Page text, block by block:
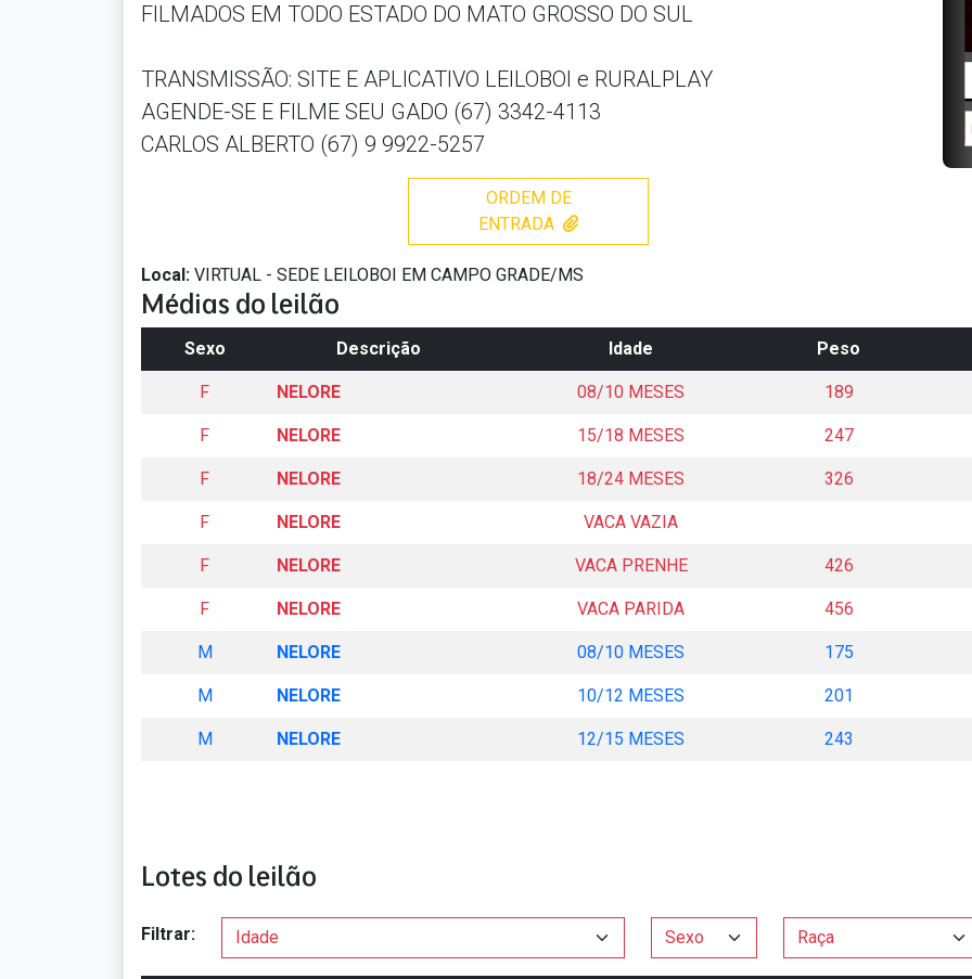
FILMADOS EM TODO ESTADO DO MATO GROSSO DO SUL
TRANSMISSÃO: SITE E APLICATIVO LEILOBOI e RURALPLAY
AGENDE-SE E FILME SEU GADO (67) 3342-4113
CARLOS ALBERTO (67) 9 9922-5257
ORDEM DE
ENTRADA
Local: VIRTUAL - SEDE LEILOBOI EM CAMPO GRADE/MS
Médias do leilão
Sexo Descrição Idade Peso
F NELORE 08/10 MESES 189
F NELORE 15/18 MESES 247
F NELORE 18/24 MESES 326
F NELORE VACA VAZIA
F NELORE VACA PRENHE 426
F NELORE VACA PARIDA 456
M NELORE 08/10 MESES 175
M NELORE 10/12 MESES 201
M NELORE 12/15 MESES 243
Lotes do leilão
Filtrar: